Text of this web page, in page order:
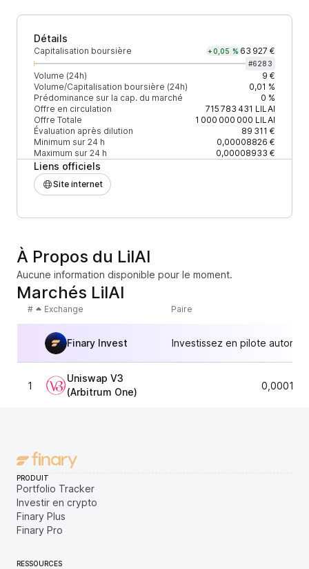
Détails
Capitalisation boursière +0,05 % 63 927 €
#6283
Volume (24h)
9 €
Volume/Capitalisation boursière (24h)
0,01 %
Prédominance sur la cap. du marché
0 %
Offre en circulation
715 783 431 LILAI
Offre Totale
1 000 000 000 LILAI
Évaluation après dilution
89 311 €
Minimum sur 24 h
0,00008826 €
Maximum sur 24 h
0,00008933 €
Liens officiels
Site internet
À Propos du LilAI
Aucune information disponible pour le moment.
Marchés LilAI
# Exchange Paire
Finary Invest Investissez en pilote
1
Uniswap V3
(Arbitrum One)
PRODUIT
Portfolio Tracker
Investir en crypto
Finary Plus
Finary Pro
RESSOURCES